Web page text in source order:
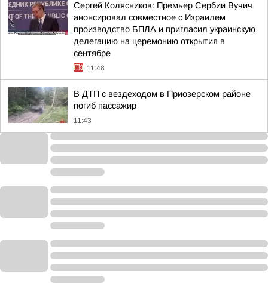
Сергей Колясников: Премьер Сербии Вучич
анонсировал совместное с Израилем
производство БПЛА и пригласил украинскую
делегацию на церемонию открытия в
сентябре
11:48
В ДТП с вездеходом в Приозерском районе
погиб пассажир
11:43